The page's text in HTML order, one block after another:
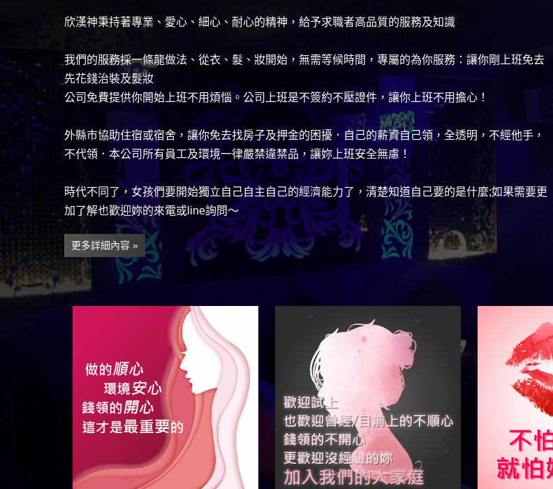
欣漢神秉持著專業、愛心、細心、耐心的精神，給予求職者高品質的服務及知識
我們的服務採一條龍做法、從衣、髮、妝開始，無需等候時間，專屬的為你服務：讓你剛上班免去
先花錢治裝及髮妝
公司免費提供你開始上班不用煩惱。公司上班是不簽約不壓證件，讓你上班不用擔心！
外縣市協助住宿或宿舍，讓你免去找房子及押金的困擾．自己的薪資自己領，全透明，不經他手，
不代領．本公司所有員工及環境一律嚴禁違禁品，讓妳上班安全無慮！
時代不同了，女孩們要開始獨立自己自主自己的經濟能力了，清楚知道自己要的是什麼;如果需要更
加了解也歡迎妳的來電或line詢問～
更多詳細內容 »